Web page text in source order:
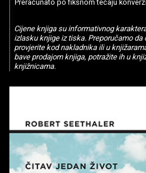
Preračunato po fiksnom tečaju
Cijene knjiga su informativnog
izlasku knjige iz tiska. Preporučamo
provjerite kod nakladnika ili u
bave prodajom knjiga, potražite ih u
knjižnicama.